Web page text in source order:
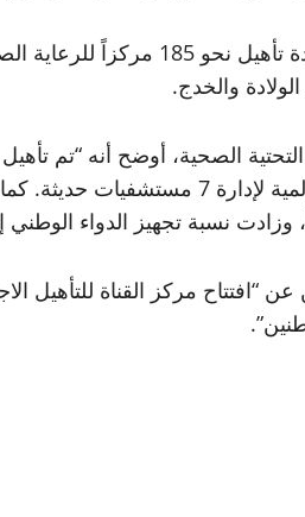
والخدج.
والتعاقد مع شركات عالمية
“افتتاح مركز القناة للتأهيل